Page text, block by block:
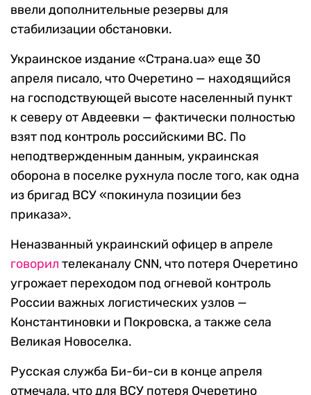
ввели дополнительные резервы для
стабилизации обстановки.
Украинское издание «Страна.ua» еще 30
апреля писало, что Очеретино — находящийся
на господствующей высоте населенный пункт
к северу от Авдеевки — фактически полностью
взят под контроль российскими ВС. По
неподтвержденным данным, украинская
оборона в поселке рухнула после того, как одна
из бригад ВСУ «покинула позиции без
приказа».
Неназванный украинский офицер в апреле
говорил телеканалу CNN, что потеря Очеретино
угрожает переходом под огневой контроль
России важных логистических узлов —
Константиновки и Покровска, а также села
Великая Новоселка.
Русская служба Би-би-си в конце апреля
отмечала, что для ВСУ потеря Очеретино